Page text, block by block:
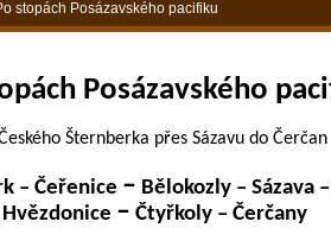
stopách Posázavského pacifiku
Posázavského
Šternberka přes Sázavu do Čerčan
– Čeřenice – Bělokozly – Sázava
Hvězdonice – Čtyřkoly – Čerčany